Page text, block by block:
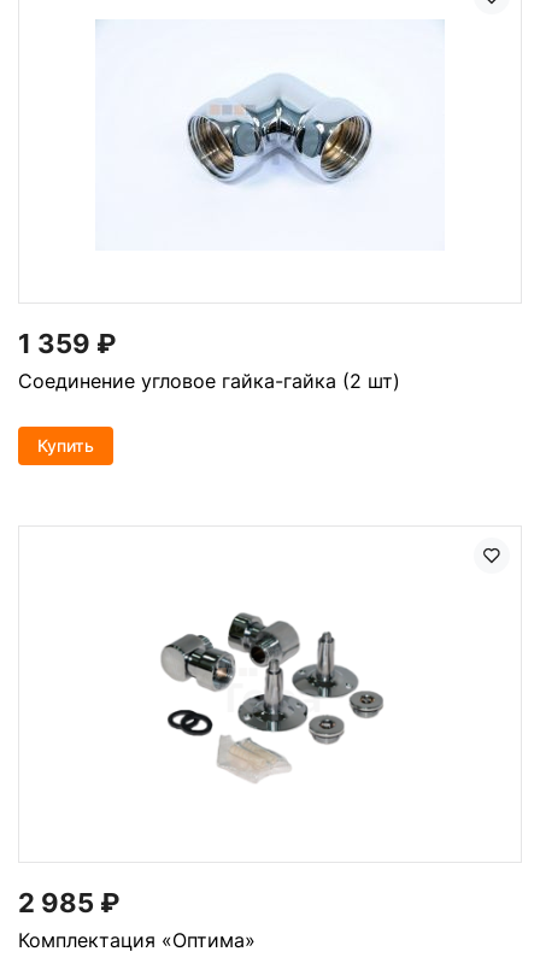
1 359 ₽
Соединение угловое гайка-гайка (2 шт)
Купить
2 985 ₽
Комплектация «Оптима»